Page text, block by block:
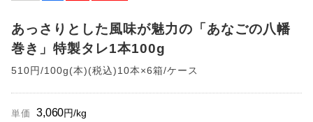
あっさりとした風味が魅力の「あなごの八幡
巻き」特製タレ1本100g
510円/100g(本)(税込)10本×6箱/ケース
単価 3,060円/kg